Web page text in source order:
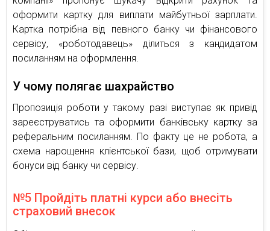
оформити картку для виплати майбутньої зарплати.
Картка потрібна від певного банку чи фінансового
сервісу, «роботодавець» ділиться з кандидатом
посиланням на оформлення.
У чому полягає шахрайство
Пропозиція роботи у такому разі виступає як привід
зареєструватись та оформити банківську картку за
реферальним посиланням. По факту це не робота, а
схема нарощення клієнтської бази, щоб отримувати
бонуси від банку чи сервісу.
№5 Пройдіть платні курси або внесіть
страховий внесок